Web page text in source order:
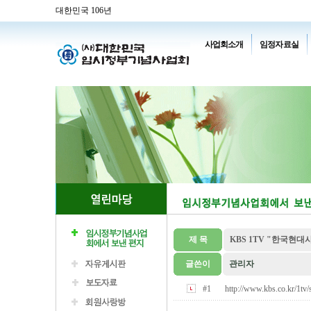
대한민국 106년
사업회소개 임정자료실
제 목 KBS 1TV "한국현대
글쓴이 관리자
#1 http://www.kbs.co.kr/1tv/